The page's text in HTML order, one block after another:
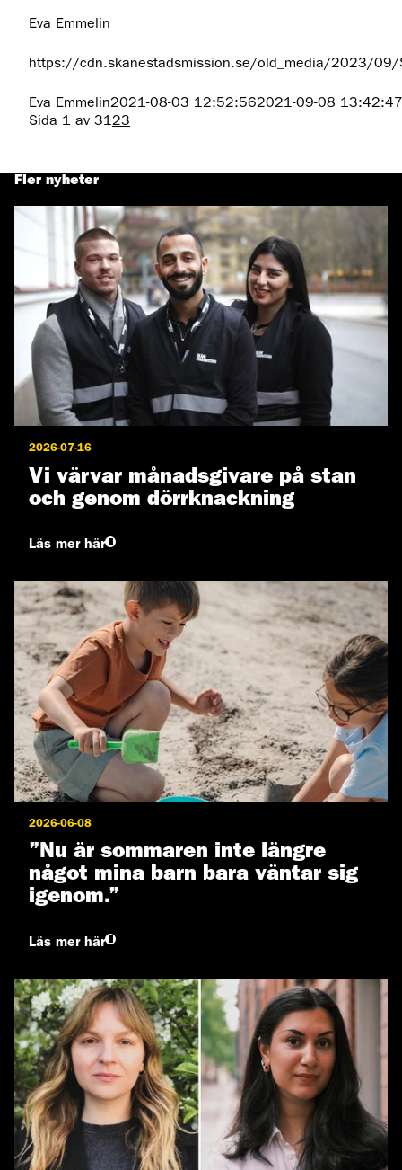
Eva Emmelin
https://cdn.skanestadsmission.se/old_media/2023/09/
Eva Emmelin2021-08-03 12:52:562021-09-08 13:42:47
Sida 1 av 3123
Fler nyheter
2026-07-16
Vi värvar månadsgivare på stan
och genom dörrknackning
Läs mer här
2026-06-08
”Nu är sommaren inte längre
något mina barn bara väntar sig
igenom.”
Läs mer här